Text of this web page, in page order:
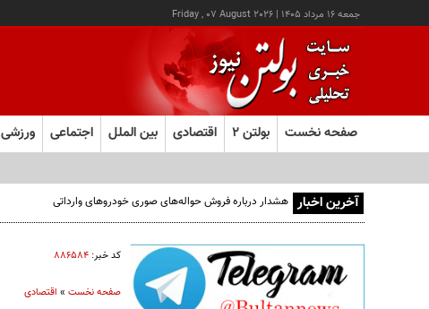
جمعه ۱۶ مرداد ۱۴۰۵ |
Friday , 07 August 2026
صفحه نخست بولتن ۲ اقتصادی بین الملل اجتماعی ورزشی
آخرین اخبار هشدار درباره فروش حواله‌های صوری خودروهای وارداتی
کد خبر: ۸۸۶۵۸۴
صفحه نخست» اقتصادی